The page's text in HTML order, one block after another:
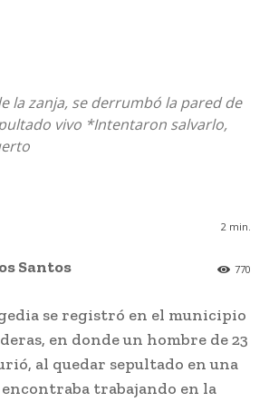
la zanja, se derrumbó la pared de
vivo *Intentaron salvarlo,
2 min.
770
Santos
se registró en el municipio
en donde un hombre de 23
al quedar sepultado en una
encontraba trabajando en la